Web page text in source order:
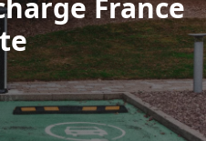
à la liste des métiers
- Service proposé parViteUnDevis.com-Vous
France